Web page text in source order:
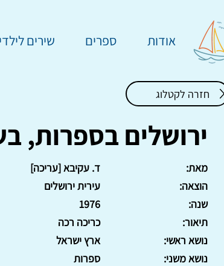
אודות ספרים שירים
חזרה לקטלוג
ירושלים בספרות,
ד. עקיבא [עריכה]
מאת:
עירית ירושלים
הוצאה:
1976
שנה:
כריכה רכה
תיאור:
ארץ ישראל
נושא ראשי:
ספרות
נושא משני: